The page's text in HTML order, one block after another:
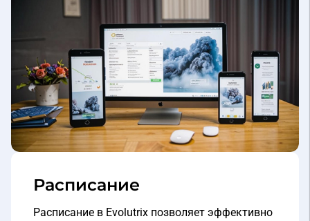
Расписание в Evolutrix позволяет эффективно
распределять нагрузку и не упускать